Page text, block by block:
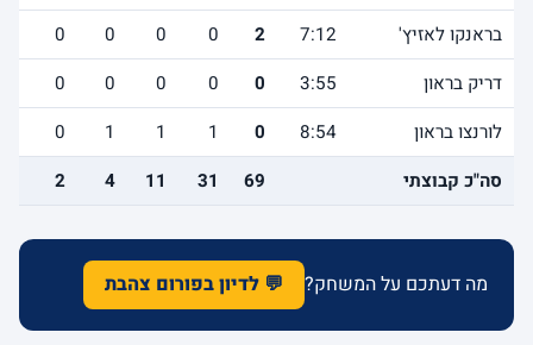
בראנקו לאזיץ'
7:12
2
0
0
0
0
דריק בראון
3:55
0
0
0
0
0
לורנצו בראון
8:54
0
1
1
1
0
סה"כ קבוצתי
69
31
11
4
2
מה דעתכם על המשחק? 💬 לדיון בפורום צהבת